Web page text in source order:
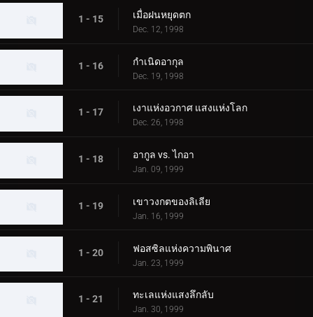
1 - 15 เมื่อฝนหยุดตก
Dec. 12, 1998
1 - 16 กำเนิดอากุล
Dec. 19, 1998
1 - 17 เงาแห่งอวกาศ แสงแห่งโลก
Dec. 26, 1998
1 - 18 อากูล vs. ไกอา
Jan. 09, 1999
1 - 19 เขาวงกตของลิเลีย
Jan. 16, 1999
1 - 20 ฟอสซิลแห่งความพินาศ
Jan. 23, 1999
1 - 21 ทะเลแห่งแสงลึกลับ
Jan. 30, 1999